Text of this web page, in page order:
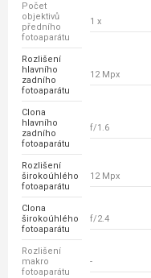
Počet
objektivů
předního
fotoaparátu
1 x
Rozlišení
hlavního
zadního
fotoaparátu
12 Mpx
Clona
hlavního
zadního
fotoaparátu
f/1.6
Rozlišení
širokoúhlého
fotoaparátu
12 Mpx
Clona
širokoúhlého
fotoaparátu
f/2.4
Rozlišení
makro
fotoaparátu
-